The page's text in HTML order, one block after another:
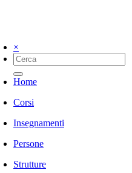
×
Home
Corsi
Insegnamenti
Persone
Strutture